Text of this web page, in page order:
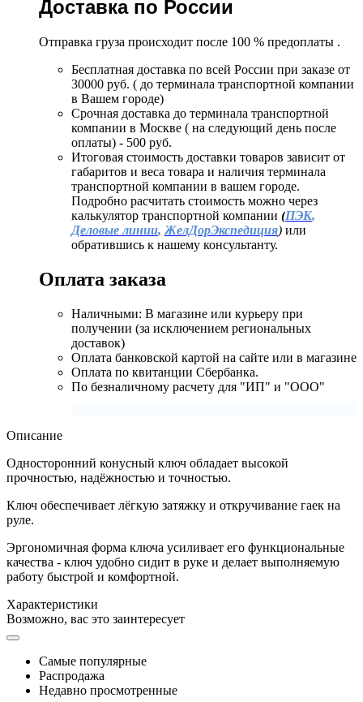
Доставка по России
Отправка груза происходит после 100 % предоплаты .
Бесплатная доставка по всей России при заказе от
30000 руб. ( до терминала транспортной компании
в Вашем городе)
Срочная доставка до терминала транспортной
компании в Москве ( на следующий день после
оплаты) - 500 руб.
Итоговая стоимость доставки товаров зависит от
габаритов и веса товара и наличия терминала
транспортной компании в вашем городе.
Подробно расчитать стоимость можно через
калькулятор транспортной компании (ПЭК,
Деловые линии, ЖелДорЭкспедиция) или
обратившись к нашему консультанту.
Оплата заказа
Наличными: В магазине или курьеру при
получении (за исключением региональных
доставок)
Оплата банковской картой на сайте или в магазине
Оплата по квитанции Сбербанка.
По безналичному расчету для "ИП" и "ООО"
Описание
Односторонний конусный ключ обладает высокой
прочностью, надёжностью и точностью.
Ключ обеспечивает лёгкую затяжку и откручивание гаек на
руле.
Эргономичная форма ключа усиливает его функциональные
качества - ключ удобно сидит в руке и делает выполняемую
работу быстрой и комфортной.
Характеристики
Возможно, вас это заинтересует
Самые популярные
Распродажа
Недавно просмотренные